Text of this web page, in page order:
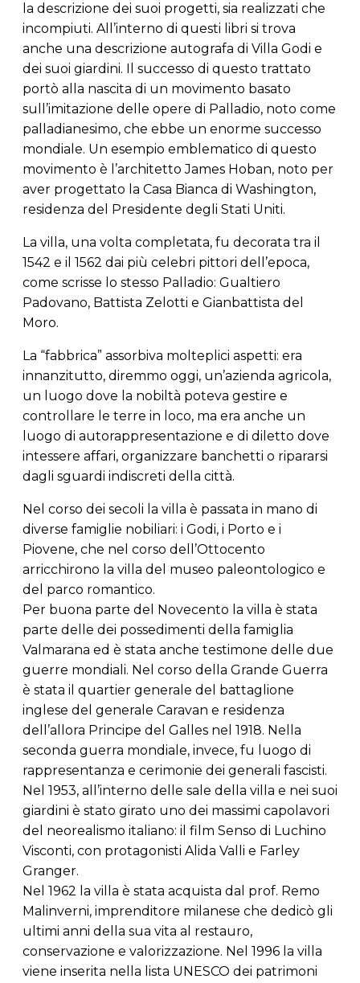
la descrizione dei suoi progetti, sia realizzati che
incompiuti. All’interno di questi libri si trova
anche una descrizione autografa di Villa Godi e
dei suoi giardini. Il successo di questo trattato
portò alla nascita di un movimento basato
sull’imitazione delle opere di Palladio, noto come
palladianesimo, che ebbe un enorme successo
mondiale. Un esempio emblematico di questo
movimento è l’architetto James Hoban, noto per
aver progettato la Casa Bianca di Washington,
residenza del Presidente degli Stati Uniti.
La villa, una volta completata, fu decorata tra il
1542 e il 1562 dai più celebri pittori dell’epoca,
come scrisse lo stesso Palladio: Gualtiero
Padovano, Battista Zelotti e Gianbattista del
Moro.
La “fabbrica” assorbiva molteplici aspetti: era
innanzitutto, diremmo oggi, un’azienda agricola,
un luogo dove la nobiltà poteva gestire e
controllare le terre in loco, ma era anche un
luogo di autorappresentazione e di diletto dove
intessere affari, organizzare banchetti o ripararsi
dagli sguardi indiscreti della città.
Nel corso dei secoli la villa è passata in mano di
diverse famiglie nobiliari: i Godi, i Porto e i
Piovene, che nel corso dell’Ottocento
arricchirono la villa del museo paleontologico e
del parco romantico.
Per buona parte del Novecento la villa è stata
parte delle dei possedimenti della famiglia
Valmarana ed è stata anche testimone delle due
guerre mondiali. Nel corso della Grande Guerra
è stata il quartier generale del battaglione
inglese del generale Caravan e residenza
dell’allora Principe del Galles nel 1918. Nella
seconda guerra mondiale, invece, fu luogo di
rappresentanza e cerimonie dei generali fascisti.
Nel 1953, all’interno delle sale della villa e nei suoi
giardini è stato girato uno dei massimi capolavori
del neorealismo italiano: il film Senso di Luchino
Visconti, con protagonisti Alida Valli e Farley
Granger.
Nel 1962 la villa è stata acquista dal prof. Remo
Malinverni, imprenditore milanese che dedicò gli
ultimi anni della sua vita al restauro,
conservazione e valorizzazione. Nel 1996 la villa
viene inserita nella lista UNESCO dei patrimoni